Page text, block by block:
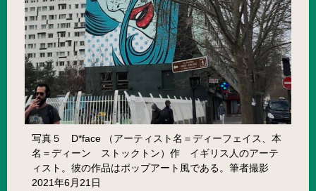
写真５ D*face （アーティスト名＝ディーフェイス、本
名＝ディーン ストックトン）作 イギリス人のアーテ
ィスト。彼の作品はポップアート風である。筆者撮影
2021年6月21日